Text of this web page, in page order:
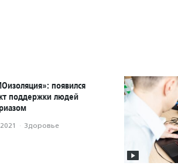
появился
поддержки людей
· Здоровье